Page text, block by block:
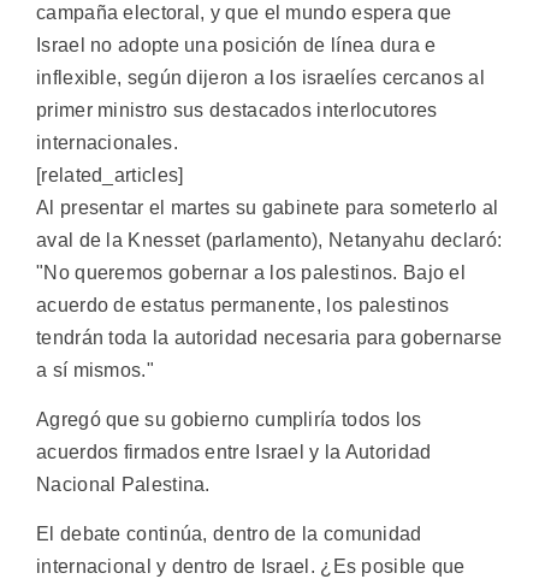
campaña electoral, y que el mundo espera que
Israel no adopte una posición de línea dura e
inflexible, según dijeron a los israelíes cercanos al
primer ministro sus destacados interlocutores
internacionales.
[related_articles]
Al presentar el martes su gabinete para someterlo al
aval de la Knesset (parlamento), Netanyahu declaró:
"No queremos gobernar a los palestinos. Bajo el
acuerdo de estatus permanente, los palestinos
tendrán toda la autoridad necesaria para gobernarse
a sí mismos."
Agregó que su gobierno cumpliría todos los
acuerdos firmados entre Israel y la Autoridad
Nacional Palestina.
El debate continúa, dentro de la comunidad
internacional y dentro de Israel. ¿Es posible que